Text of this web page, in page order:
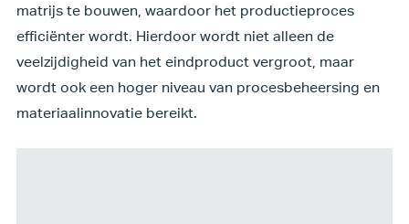
matrijs te bouwen, waardoor het productieproces
efficiënter wordt. Hierdoor wordt niet alleen de
veelzijdigheid van het eindproduct vergroot, maar
wordt ook een hoger niveau van procesbeheersing en
materiaalinnovatie bereikt.